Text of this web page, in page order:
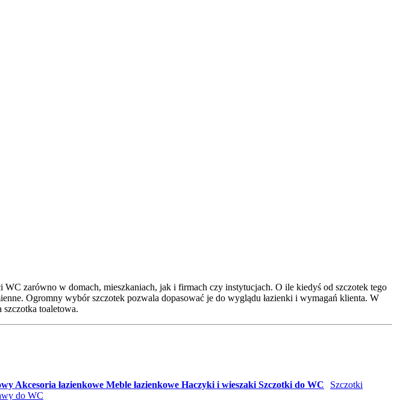
zarówno w domach, mieszkaniach, jak i firmach czy instytucjach. O ile kiedyś od szczotek tego
Ogromny wybór szczotek pozwala dopasować je do wyglądu łazienki i wymagań klienta. W
toaletowa.
Akcesoria łazienkowe Meble łazienkowe Haczyki i wieszaki Szczotki do WC
Szczotki
do WC